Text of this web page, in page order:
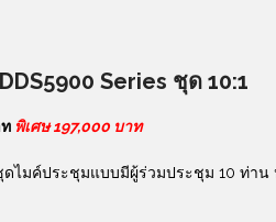
Series ชุด 10:1
พิเศษ 197,000 บาท
ไมค์ประชุมแบบมีผู้ร่วมประชุม 10 ท่าน